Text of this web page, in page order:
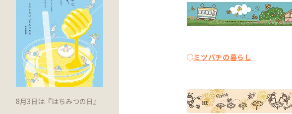
8月3日は『はちみつの日』
○ミツバチの暮らし